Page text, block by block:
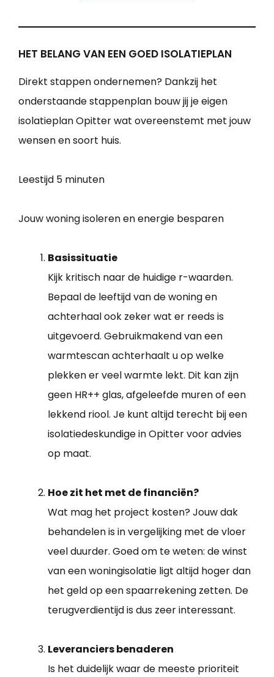
HET BELANG VAN EEN GOED ISOLATIEPLAN
Direkt stappen ondernemen? Dankzij het
onderstaande stappenplan bouw jij je eigen
isolatieplan Opitter wat overeenstemt met jouw
wensen en soort huis.
Leestijd 5 minuten
Jouw woning isoleren en energie besparen
Basissituatie
Kijk kritisch naar de huidige r-waarden.
Bepaal de leeftijd van de woning en
achterhaal ook zeker wat er reeds is
uitgevoerd. Gebruikmakend van een
warmtescan achterhaalt u op welke
plekken er veel warmte lekt. Dit kan zijn
geen HR++ glas, afgeleefde muren of een
lekkend riool. Je kunt altijd terecht bij een
isolatiedeskundige in Opitter voor advies
op maat.
Hoe zit het met de financiën?
Wat mag het project kosten? Jouw dak
behandelen is in vergelijking met de vloer
veel duurder. Goed om te weten: de winst
van een woningisolatie ligt altijd hoger dan
het geld op een spaarrekening zetten. De
terugverdientijd is dus zeer interessant.
Leveranciers benaderen
Is het duidelijk waar de meeste prioriteit